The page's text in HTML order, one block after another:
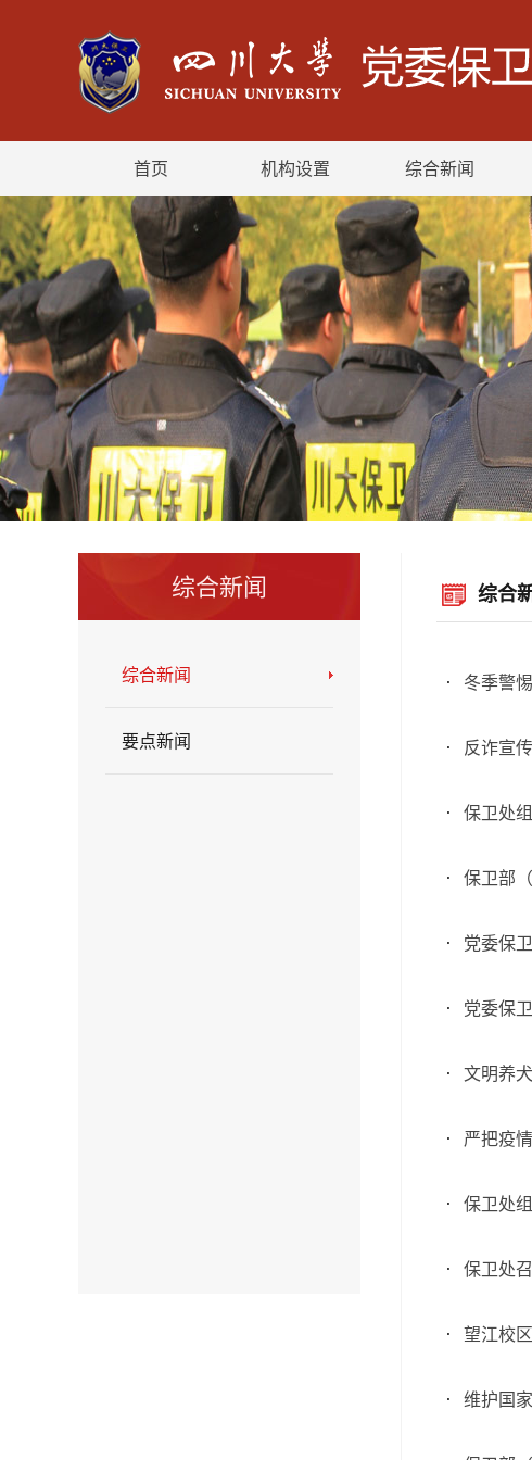
首页 机构设置 综合新闻
综合新闻
综合新闻
要点新闻
综合
冬季警
反诈宣
保卫处
保卫部
党委保
党委保
文明养
严把疫
保卫处
保卫处
望江校
维护国